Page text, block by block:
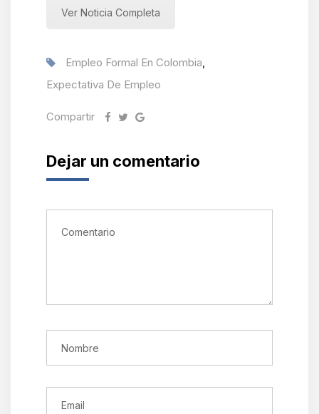
Ver Noticia Completa
Empleo Formal En Colombia,
Expectativa De Empleo
Compartir
Dejar un comentario